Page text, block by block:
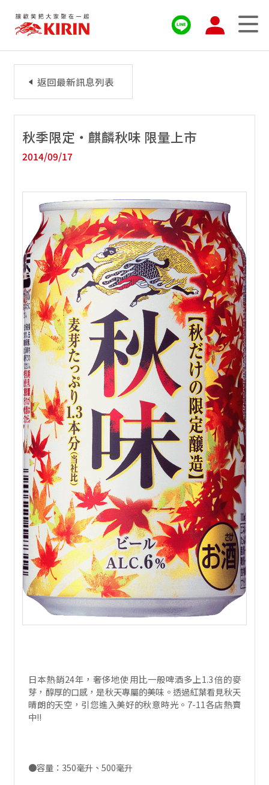
​秋季限定・麒麟秋味 限量上市
2014/09/17
日本熱銷24年，奢侈地使用比一般啤酒多上1.3倍的麥
芽，醇厚的口感，是秋天專屬的美味。透過紅葉看見秋天
晴朗的天空，引您進入美好的秋意時光。7-11各店熱賣
中!!
●容量：350毫升、500毫升
返回最新訊息列表